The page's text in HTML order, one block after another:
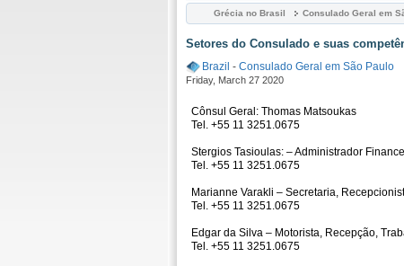
Grécia no Brasil Consulado Geral em
Setores do Consulado e suas
Brazil - Consulado Geral em São Paulo
Friday, March 27 2020
Cônsul Geral: Thomas Matsoukas
Tel. +55 11 3251.0675
Stergios Tasioulas: – Administrador
Tel. +55 11 3251.0675
Marianne Varakli – Secretaria,
Tel. +55 11 3251.0675
Edgar da Silva – Motorista, Recepção,
Tel. +55 11 3251.0675